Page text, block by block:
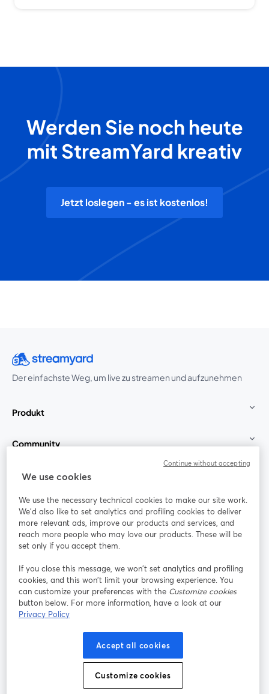
Werden Sie noch heute
mit StreamYard kreativ
Jetzt loslegen - es ist kostenlos!
Der einfachste Weg, um live zu streamen und aufzunehmen
Produkt
Community
StreamYard für
Mitmachen
Webinar Facebook
wird in einem neuen Tab geöffnet
X (Twitter)
wird in einem neuen Tab geöffnet
Nutzungsbedingungen
wird in einem neuen Tab geöffnet
Datenschutzrichtlinie
wird in einem neuen Tab geöffnet
Cookie-Richtlinie
Cookie-Einstellungen Hilfe-Center
We use cookies
We use the necessary technical cookies to make our site work.
We'd also like to set analytics and profiling cookies to deliver
more relevant ads, improve our products and services, and
reach more people who may love our products. These will be
set only if you accept them.
If you close this message, we won’t set analytics and profiling
cookies, and this won’t limit your browsing experience. You
can customize your preferences with the Customize cookies
button below. For more information, have a look at our
Privacy Policy
Accept all cookies
Customize cookies
Continue without accepting